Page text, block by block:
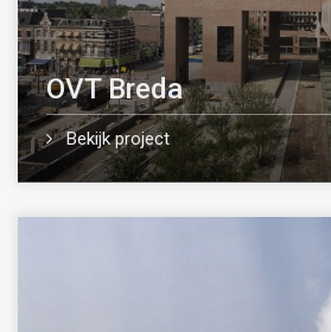
OVT Breda
Bekijk project